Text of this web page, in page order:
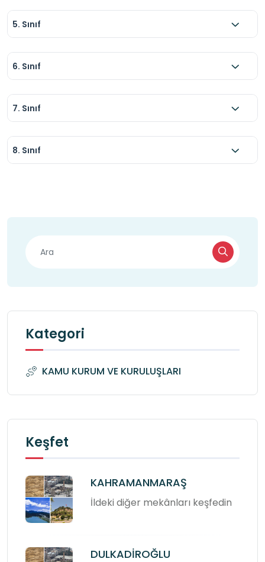
5. Sınıf
6. Sınıf
7. Sınıf
8. Sınıf
Kategori
KAMU KURUM VE KURULUŞLARI
Keşfet
KAHRAMANMARAŞ
İldeki diğer mekânları keşfedin
DULKADİROĞLU